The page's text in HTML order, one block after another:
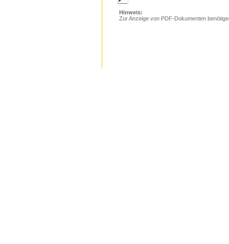
Hinweis:
Zur Anzeige von PDF-Dokumenten